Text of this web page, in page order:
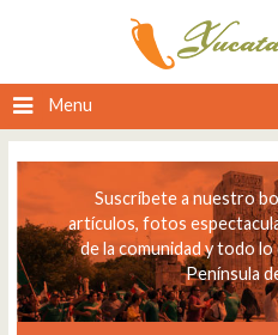
Menu
Suscríbete a nuestro
artículos, fotos
de la comunidad y todo lo
Península